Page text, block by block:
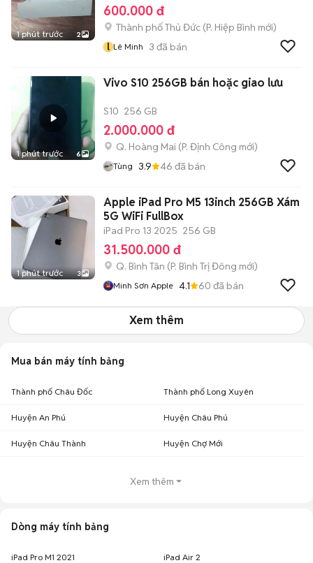
1 phút trước 2
600.000 đ
Thành phố Thủ Đức (P. Hiệp Bình mới)
l Lê Minh 3 đã bán
1 phút trước 6
Vivo S10 256GB bán hoặc giao lưu
S10 256 GB
2.000.000 đ
Q. Hoàng Mai (P. Định Công mới)
Tùng 3.9 46 đã bán
1 phút trước 3
Apple iPad Pro M5 13inch 256GB Xám
5G WiFi FullBox
iPad Pro 13 2025 256 GB
31.500.000 đ
Q. Bình Tân (P. Bình Trị Đông mới)
Minh Sơn Apple 4.1 60 đã bán
Xem thêm
Mua bán máy tính bảng
Thành phố Châu Đốc Thành phố Long Xuyên
Huyện An Phú Huyện Châu Phú
Huyện Châu Thành Huyện Chợ Mới
Xem thêm
Dòng máy tính bảng
iPad Pro M1 2021 iPad Air 2